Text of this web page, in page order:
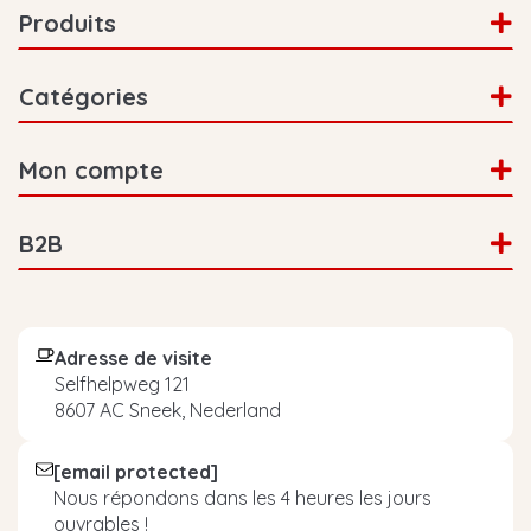
Grains de
café du
Honduras
Équilibré
au lait,
7/10
Grains de
Guatemala
Riche et
et une
Grains de
café du
Pérou
Puissant
et corsé
Grains de
Puissant
Chocolat
Produits
Catégories
Mon compte
B2B
Adresse de visite
Selfhelpweg 121
8607 AC Sneek, Nederland
[email protected]
Nous répondons dans les 4 heures les jours
ouvrables !